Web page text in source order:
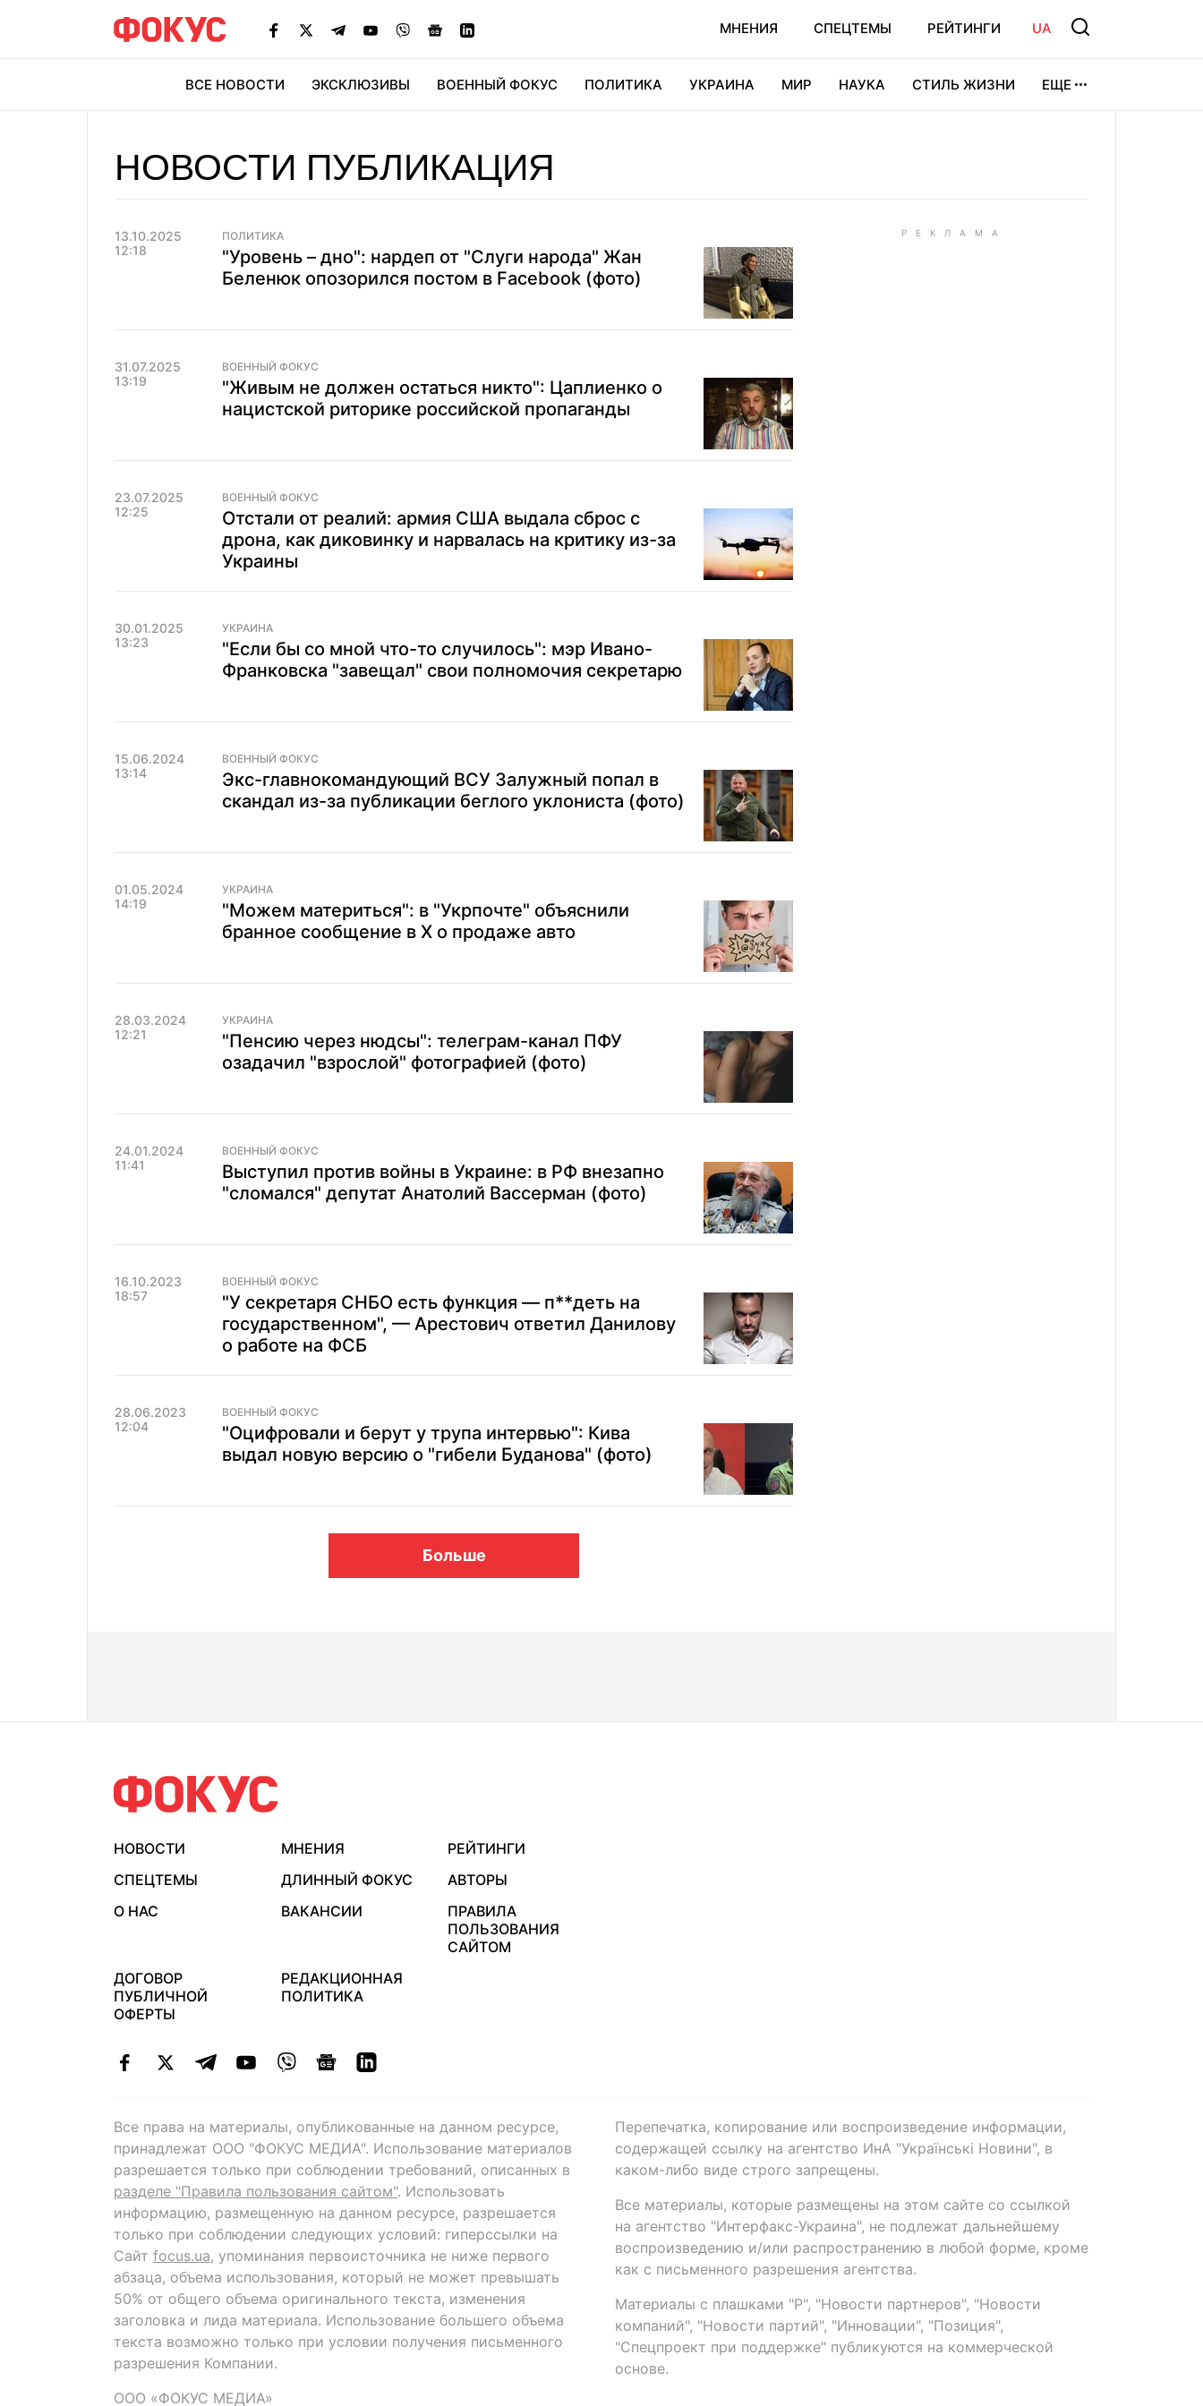
МНЕНИЯ СПЕЦТЕМЫ РЕЙТИНГИ UA
ВСЕ НОВОСТИ ЭКСКЛЮЗИВЫ ВОЕННЫЙ ФОКУС ПОЛИТИКА УКРАИНА МИР НАУКА СТИЛЬ ЖИЗНИ ЕЩЕ
НОВОСТИ ПУБЛИКАЦИЯ
13.10.2025
12:18
ПОЛИТИКА
"Уровень – дно": нардеп от "Слуги народа" Жан
Беленюк опозорился постом в Facebook (фото)
31.07.2025
13:19
ВОЕННЫЙ ФОКУС
"Живым не должен остаться никто": Цаплиенко о
нацистской риторике российской пропаганды
23.07.2025
12:25
ВОЕННЫЙ ФОКУС
Отстали от реалий: армия США выдала сброс с
дрона, как диковинку и нарвалась на критику из-за
Украины
30.01.2025
13:23
УКРАИНА
"Если бы со мной что-то случилось": мэр Ивано-
Франковска "завещал" свои полномочия секретарю
15.06.2024
13:14
ВОЕННЫЙ ФОКУС
Экс-главнокомандующий ВСУ Залужный попал в
скандал из-за публикации беглого уклониста (фото)
01.05.2024
14:19
УКРАИНА
"Можем материться": в "Укрпочте" объяснили
бранное сообщение в Х о продаже авто
28.03.2024
12:21
УКРАИНА
"Пенсию через нюдсы": телеграм-канал ПФУ
озадачил "взрослой" фотографией (фото)
24.01.2024
11:41
ВОЕННЫЙ ФОКУС
Выступил против войны в Украине: в РФ внезапно
"сломался" депутат Анатолий Вассерман (фото)
16.10.2023
18:57
ВОЕННЫЙ ФОКУС
"У секретаря СНБО есть функция — п**деть на
государственном", — Арестович ответил Данилову
о работе на ФСБ
28.06.2023
12:04
ВОЕННЫЙ ФОКУС
"Оцифровали и берут у трупа интервью": Кива
выдал новую версию о "гибели Буданова" (фото)
Больше
НОВОСТИ МНЕНИЯ
РЕЙТИНГИ
СПЕЦТЕМЫ
ДЛИННЫЙ ФОКУС
АВТОРЫ
О НАС
ВАКАНСИИ
ПРАВИЛА
ПОЛЬЗОВАНИЯ
САЙТОМ
ДОГОВОР
ПУБЛИЧНОЙ
ОФЕРТЫ
РЕДАКЦИОННАЯ
ПОЛИТИКА
Все права на материалы, опубликованные на данном ресурсе,
принадлежат ООО "ФОКУС МЕДИА". Использование материалов
разрешается только при соблюдении требований, описанных в
разделе "Правила пользования сайтом". Использовать
информацию, размещенную на данном ресурсе, разрешается
только при соблюдении следующих условий: гиперссылки на
Сайт focus.ua, упоминания первоисточника не ниже первого
абзаца, объема использования, который не может превышать
50% от общего объема оригинального текста, изменения
заголовка и лида материала. Использование большего объема
текста возможно только при условии получения письменного
разрешения Компании.
ООО «ФОКУС МЕДИА»
Перепечатка, копирование или воспроизведение информации,
содержащей ссылку на агентство ИнА "Українські Новини", в
каком-либо виде строго запрещены.
Все материалы, которые размещены на этом сайте со ссылкой
на агентство "Интерфакс-Украина", не подлежат дальнейшему
воспроизведению и/или распространению в любой форме, кроме
как с письменного разрешения агентства.
Материалы с плашками "Р", "Новости партнеров", "Новости
компаний", "Новости партий", "Инновации", "Позиция",
"Спецпроект при поддержке" публикуются на коммерческой
основе.